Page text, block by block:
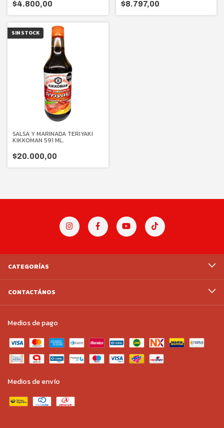
$4.800,00 $8.797,00
SIN STOCK
SALSA Y MARINADA TERIYAKI
KIKKOMAN 591 ML.
$20.000,00
CATEGORÍAS
CONTACTÁNOS
Medios de pago
Medios de envío